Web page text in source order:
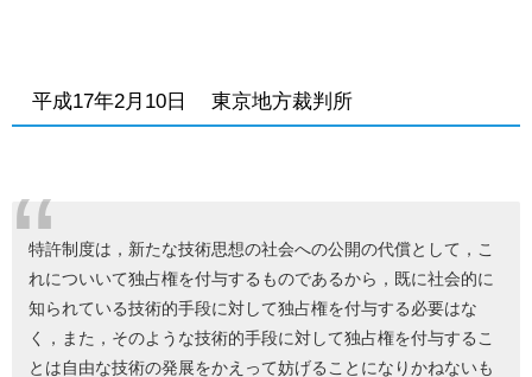
平成17年2月10日 東京地方裁判所
特許制度は，新たな技術思想の社会への公開の代償として，こ
れについいて独占権を付与するものであるから，既に社会的に
知られている技術的手段に対して独占権を付与する必要はな
く，また，そのような技術的手段に対して独占権を付与するこ
とは自由な技術の発展をかえって妨げることになりかねないも